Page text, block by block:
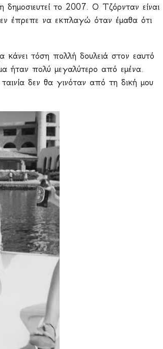
το 2007. Ο Τζόρνταν είναι
έπρεπε να εκπλαγώ όταν έμαθα ότι
τόση πολλή δουλειά στον εαυτό
ήταν πολύ μεγαλύτερο από εμένα.
δεν θα γινόταν από τη δική μου